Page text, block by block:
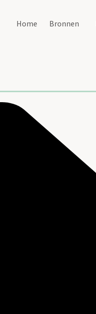
Home Bronnen